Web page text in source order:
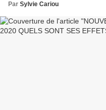
Par Sylvie Cariou